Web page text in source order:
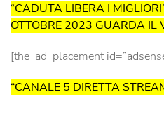
“CADUTA LIBERA I
OTTOBRE 2023 GUARDA IL
[the_ad_placement
“CANALE 5 DIRETTA